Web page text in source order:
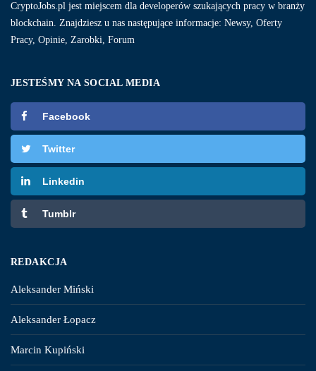
CryptoJobs.pl jest miejscem dla developerów szukających pracy w branży
blockchain. Znajdziesz u nas następujące informacje: Newsy, Oferty
Pracy, Opinie, Zarobki, Forum
JESTEŚMY NA SOCIAL MEDIA
Facebook
Twitter
Linkedin
Tumblr
REDAKCJA
Aleksander Miński
Aleksander Łopacz
Marcin Kupiński